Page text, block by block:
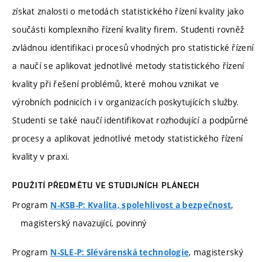
získat znalosti o metodách statistického řízení kvality jako
součásti komplexního řízení kvality firem. Studenti rovněž
zvládnou identifikaci procesů vhodných pro statistické řízení
a naučí se aplikovat jednotlivé metody statistického řízení
kvality při řešení problémů, které mohou vznikat ve
výrobních podnicích i v organizacích poskytujících služby.
Studenti se také naučí identifikovat rozhodující a podpůrné
procesy a aplikovat jednotlivé metody statistického řízení
kvality v praxi.
POUŽITÍ PŘEDMĚTU VE STUDIJNÍCH PLÁNECH
Program N-KSB-P: Kvalita, spolehlivost a bezpečnost,
magisterský navazující, povinný
Program N-SLE-P: Slévárenská technologie, magisterský